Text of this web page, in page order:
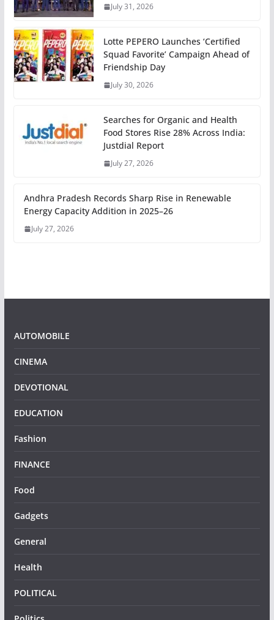
July 31, 2026
Lotte PEPERO Launches ‘Certified
Squad Favorite’ Campaign Ahead of
Friendship Day
July 30, 2026
Searches for Organic and Health
Food Stores Rise 28% Across India:
Justdial Report
July 27, 2026
Andhra Pradesh Records Sharp Rise in Renewable
Energy Capacity Addition in 2025–26
July 27, 2026
AUTOMOBILE
CINEMA
DEVOTIONAL
EDUCATION
Fashion
FINANCE
Food
Gadgets
General
Health
POLITICAL